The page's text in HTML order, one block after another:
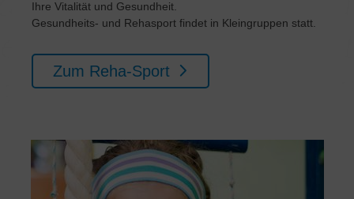
Ihre Vitalität und Gesundheit.
Gesundheits- und Rehasport findet in Kleingruppen statt.
Zum Reha-Sport